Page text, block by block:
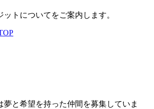
ットについてをご案内します。
夢と希望を持った仲間を募集していま